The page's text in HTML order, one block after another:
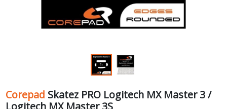
Corepad Skatez PRO Logitech MX Master 3 /
Logitech MX Master 3S